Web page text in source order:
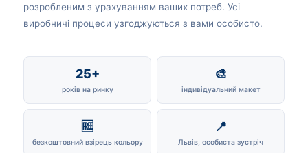
розробленим з урахуванням ваших потреб. Усі
виробничі процеси узгоджуються з вами особисто.
25+
років на ринку
🎨
індивідуальний макет
🆓
безкоштовний взірець кольору
📍
Львів, особиста зустріч